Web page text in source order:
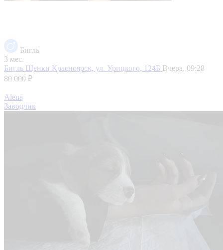
Бигль
3 мес.
Бигль Щенки Красноярск, ул. Урицкого, 124Б Вчера, 09:28
80 000 ₽
Alena
Заводчик